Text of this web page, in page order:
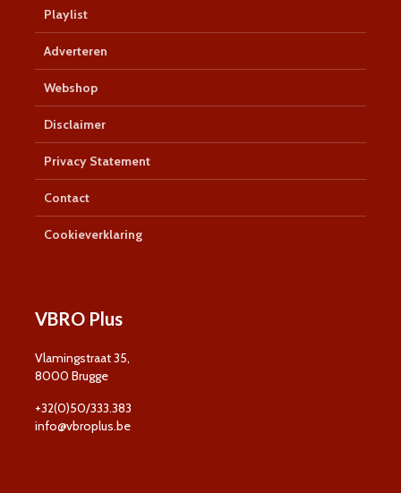
Playlist
Adverteren
Webshop
Disclaimer
Privacy Statement
Contact
Cookieverklaring
VBRO Plus
Vlamingstraat 35,
8000 Brugge
+32(0)50/333.383
info@vbroplus.be